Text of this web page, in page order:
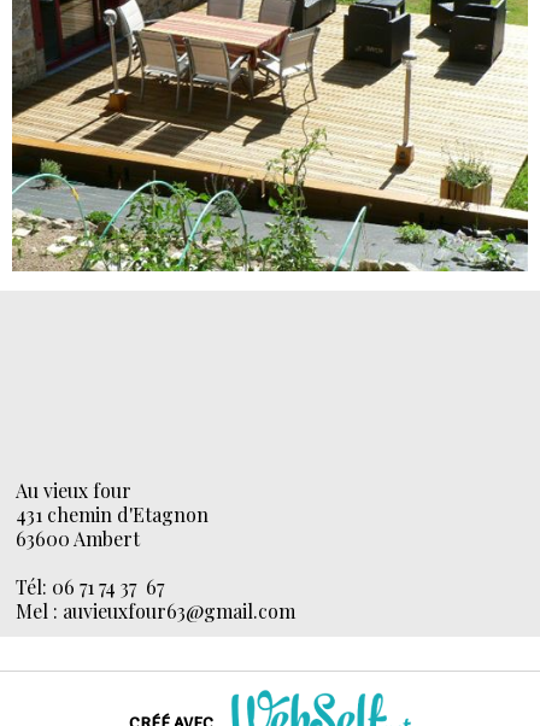
Au vieux four
431 chemin d'Etagnon
63600 Ambert
Tél: 06 71 74 37 67
Mel : auvieuxfour63@gmail.com